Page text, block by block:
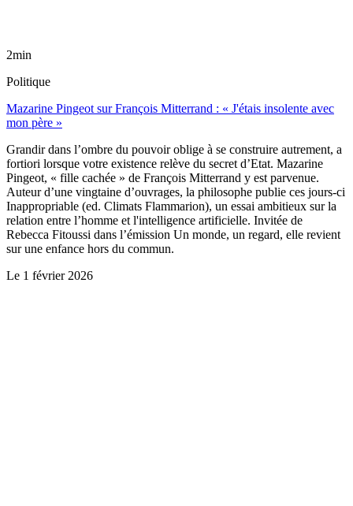
2min
Politique
Mazarine Pingeot sur François Mitterrand : « J'étais insolente avec
mon père »
Grandir dans l’ombre du pouvoir oblige à se construire autrement, a
fortiori lorsque votre existence relève du secret d’Etat. Mazarine
Pingeot, « fille cachée » de François Mitterrand y est parvenue.
Auteur d’une vingtaine d’ouvrages, la philosophe publie ces jours-ci
Inappropriable (ed. Climats Flammarion), un essai ambitieux sur la
relation entre l’homme et l'intelligence artificielle. Invitée de
Rebecca Fitoussi dans l’émission Un monde, un regard, elle revient
sur une enfance hors du commun.
Le 1 février 2026